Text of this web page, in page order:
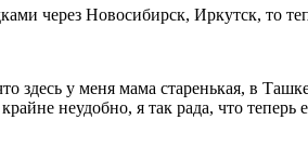
через Новосибирск, Иркутск, то
у меня мама старенькая, в
неудобно, я так рада, что теперь